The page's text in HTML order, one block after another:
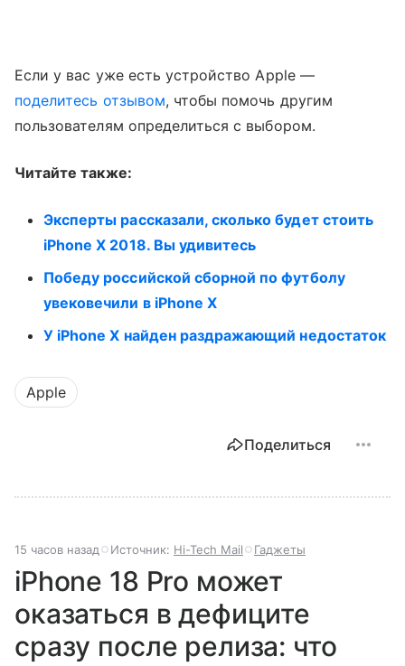
Если у вас уже есть устройство Apple —
поделитесь отзывом, чтобы помочь другим
пользователям определиться с выбором.
Читайте также:
Эксперты рассказали, сколько будет стоить
iPhone X 2018. Вы удивитесь
Победу российской сборной по футболу
увековечили в iPhone X
У iPhone X найден раздражающий недостаток
Apple
Поделиться
15 часов назад Источник: Hi-Tech Mail Гаджеты
iPhone 18 Pro может
оказаться в дефиците
сразу после релиза: что